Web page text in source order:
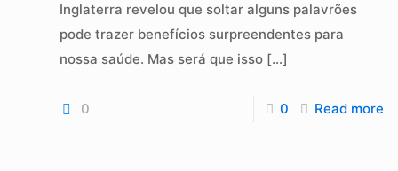
Inglaterra revelou que soltar alguns palavrões
pode trazer benefícios surpreendentes para
nossa saúde. Mas será que isso[…]
0 0 Read more